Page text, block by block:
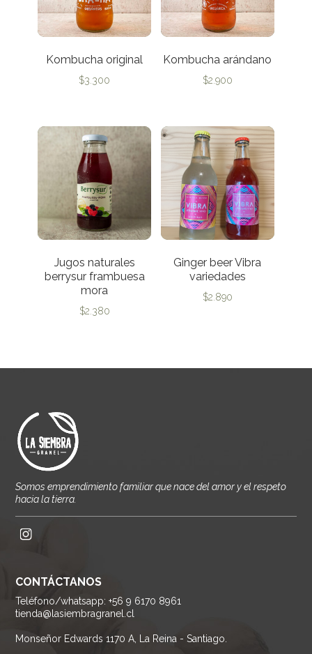
Kombucha original
$3.300
Kombucha arándano
$2.900
Jugos naturales
berrysur frambuesa
mora
$2.380
Ginger beer Vibra
variedades
$2.890
Somos emprendimiento familiar que nace del amor y el respeto
hacia la tierra.
CONTÁCTANOS
Teléfono/whatsapp: +56 9 6170 8961
tienda@lasiembragranel.cl
Monseñor Edwards 1170 A, La Reina - Santiago.